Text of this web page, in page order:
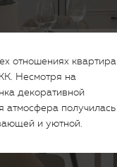
отношениях квартира
Несмотря на
декоративной
атмосфера получилась
и уютной.